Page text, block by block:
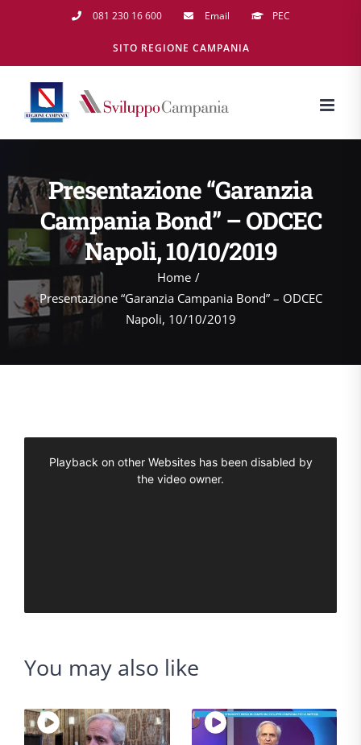
081 230 16 600 Email PEC
SITO REGIONE CAMPANIA
Presentazione “Garanzia
Campania Bond” – ODCEC
Napoli, 10/10/2019
Home
Presentazione “Garanzia Campania Bond” – ODCEC
Napoli, 10/10/2019
You may also like